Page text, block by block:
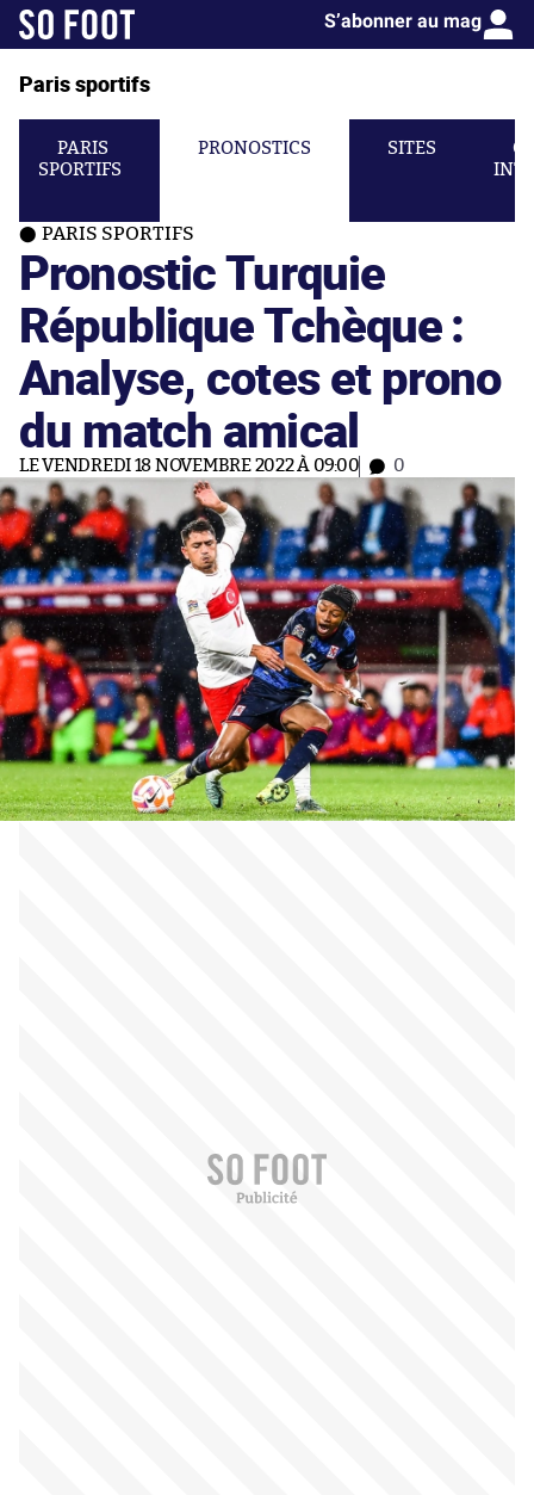
S’abonner au mag
Paris sportifs
PARIS
SPORTIFS
PRONOSTICS SITES
PARIS SPORTIFS
Pronostic Turquie
République Tchèque :
Analyse, cotes et prono
du match amical
LE VENDREDI 18 NOVEMBRE 2022 À 09:00 0